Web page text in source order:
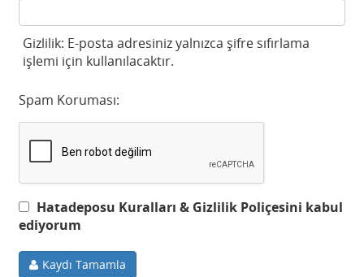
Gizlilik: E-posta adresiniz yalnızca şifre sıfırlama
işlemi için kullanılacaktır.
Spam Koruması:
Hatadeposu Kuralları & Gizlilik Poliçesini kabul
ediyorum
Kaydı Tamamla